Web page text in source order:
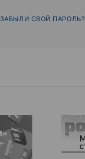
ЗАБЫЛИ СВОЙ ПАРОЛЬ?